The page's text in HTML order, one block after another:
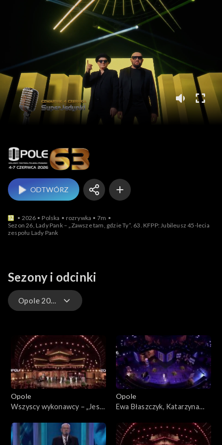
Opole
ODTWÓRZ
2026 Polska rozrywka
7m
Sezon 26, Lady Pank – „Zawsze tam, gdzie Ty”. 63. KFPP: Jubileusz 45-lecia
zespołu Lady Pank
Sezony i odcinki
Opole 2026 – występy
Opole 2026 – występy
Opole 2025
Opole 2024
Opole
Wszyscy wykonawcy – „Jest
mnie już nie będzie...”.
Koncert w hołdzie Magdzie
Opole
Ewa Błaszczyk, Katarzyna
„Kiedy mnie już nie będzie”.
63. KFPP: „Kiedy mnie już nie